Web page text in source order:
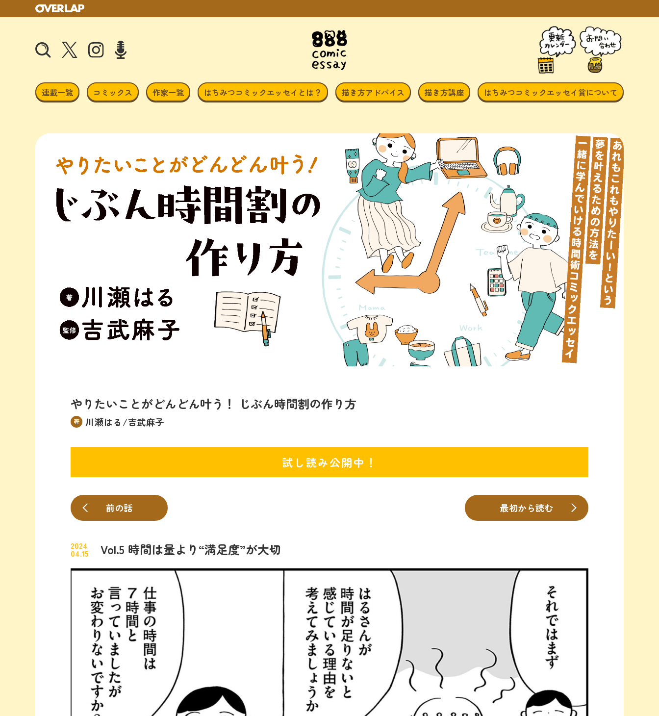
連載一覧 コミックス 作家一覧 はちみつコミックエッセイとは？ 描き方アドバイス 描き方講座 はちみつコミックエッセイ賞について
やりたいことがどんどん叶う！ じぶん時間割の作り方
著 川瀬はる/吉武麻子
試し読み公開中！
前の話 最初から読む
2024
04.15 Vol.5 時間は量より“満足度”が大切